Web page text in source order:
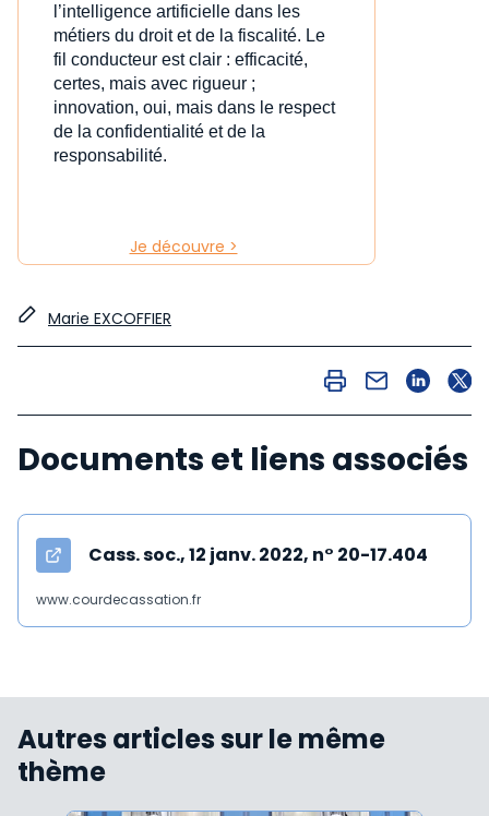
l’intelligence artificielle dans les
métiers du droit et de la fiscalité. Le
fil conducteur est clair : efficacité,
certes, mais avec rigueur ;
innovation, oui, mais dans le respect
de la confidentialité et de la
responsabilité.
Je découvre >
Marie EXCOFFIER
Documents et liens associés
Cass. soc., 12 janv. 2022, n° 20-17.404
www.courdecassation.fr
Autres articles sur le même
thème